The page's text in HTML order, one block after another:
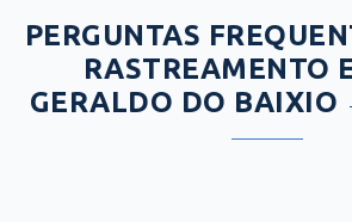
PERGUNTAS
RASTREAMENTO
GERALDO DO BAIXIO